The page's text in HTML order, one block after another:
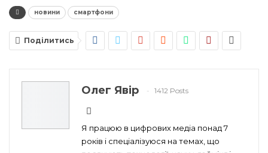
новини смартфони
Поділитись
Олег Явір 1412 Posts
Я працюю в цифрових медіа понад 7
років і спеціалізуюся на темах, що